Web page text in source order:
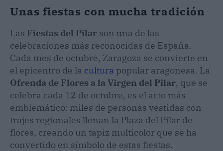
Unas fiestas con mucha tradición
Las Fiestas del Pilar son una de las
celebraciones más reconocidas de España.
Cada mes de octubre, Zaragoza se convierte en
el epicentro de la cultura popular aragonesa. La
Ofrenda de Flores a la Virgen del Pilar, que se
celebra cada 12 de octubre, es el acto más
emblemático: miles de personas vestidas con
trajes regionales llenan la Plaza del Pilar de
flores, creando un tapiz multicolor que se ha
convertido en símbolo de estas fiestas.